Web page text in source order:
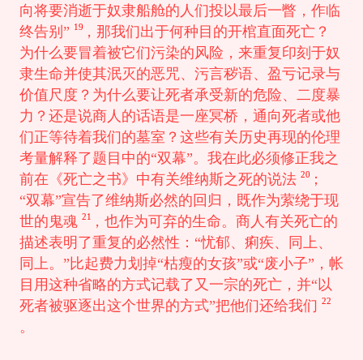
向将要消逝于奴隶船舱的人们投以最后一瞥，作临
终告别” 19，那我们出于何种目的开棺直面死亡？
为什么要冒着被它们污染的风险，来重复印刻于奴
隶生命并使其泯灭的恶咒、污言秽语、盈亏记录与
价值尺度？为什么要让死者承受新的危险、二度暴
力？还是说商人的话语是一座冥桥，通向死者或他
们正等待着我们的墓室？这些有关历史再现的伦理
考量解释了题目中的“双幕”。我在此必须修正我之
前在《死亡之书》中有关维纳斯之死的说法 20；
“双幕”宣告了维纳斯必然的回归，既作为萦绕于现
世的鬼魂 21，也作为可弃的生命。商人有关死亡的
描述表明了重复的必然性：“忧郁、痢疾、同上、
同上。”比起费力划掉“枯瘦的女孩”或“废小子”，帐
目用这种省略的方式记载了又一宗的死亡，并“以
死者被驱逐出这个世界的方式”把他们还给我们 22
。